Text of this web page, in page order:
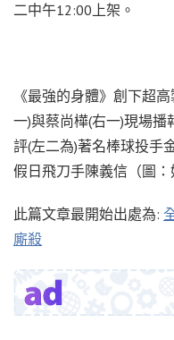
二中午12:00上架。
《最強的身體》創下超
一)與蔡尚樺(右一)現場
評(左二為)著名棒球投手
假日飛刀手陳義信（圖：
此篇文章最開始出處為:
廝殺